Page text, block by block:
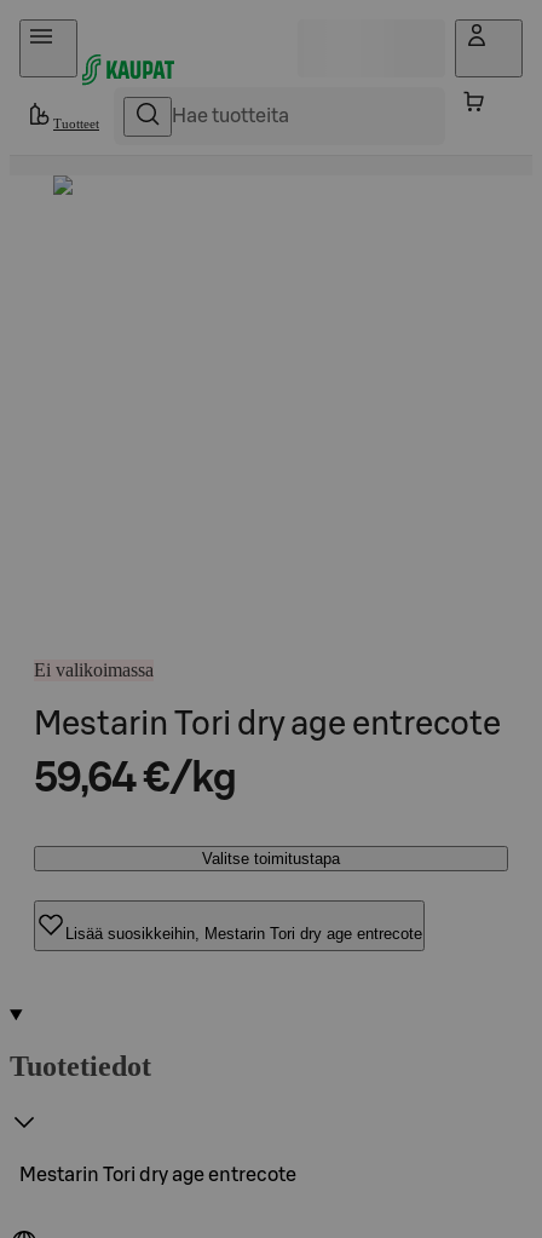
Hyppää sisältöön
Tuotteet
Ei valikoimassa
Mestarin Tori dry age entrecote
59,64 €/kg
Valitse toimitustapa
Lisää suosikkeihin, Mestarin Tori dry age entrecote
Tuotetiedot
Mestarin Tori dry age entrecote